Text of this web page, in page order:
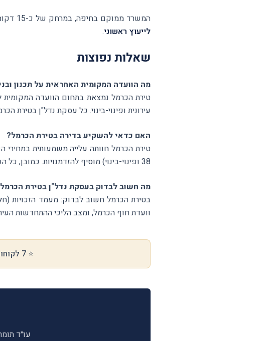
המשרד ממוקם בחיפה, במרחק של כ-15 דקות נסיעה מטירת הכרמל, ומעניק שירות נגיש ואישי לכל תושבי הרצועה החופית.
לייעוץ ראשוני.
שאלות נפוצות
מה הוועדה המקומית האחראית על תכנון
טירת הכרמל נמצאת בתחום הוועדה המקומית
עירונית ופינוי-בינוי. כל עסקת נדל"ן בטירת
האם כדאי להשקיע בדירה בטירת הכרמל?
טירת הכרמל חוותה עלייה משמעותית
38 ופינוי-בינוי) מוסיף להזדמנויות. כמובן, כל השקעה מחייבת בדיקה פרטנית של הנכס הספציפי.
מה חשוב לבדוק בעסקת נדל"ן בטירת
בטירת הכרמל חשוב לבדוק: מעמד הזכויות
וועדת חוף הכרמל, ומצב הליכי ההתחדשות
⭐ 7 לקוחות דירגו את המשרד 5/5 בגוגל
עו״ד